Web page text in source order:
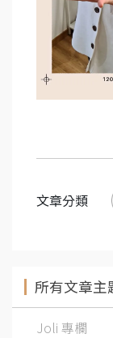
文章分類
所有文章主
Joli 專欄